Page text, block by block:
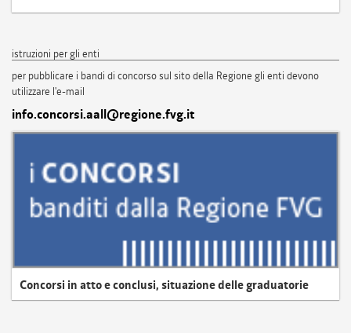
istruzioni per gli enti
per pubblicare i bandi di concorso sul sito della Regione gli enti devono
utilizzare l'e-mail
info.concorsi.aall@regione.fvg.it
Concorsi in atto e conclusi, situazione delle graduatorie